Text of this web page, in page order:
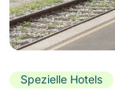
Spezielle Hotels